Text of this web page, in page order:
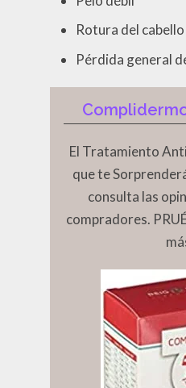
Rotura del cabello
Pérdida general
El Tratamiento
que te
consulta las
compradores.